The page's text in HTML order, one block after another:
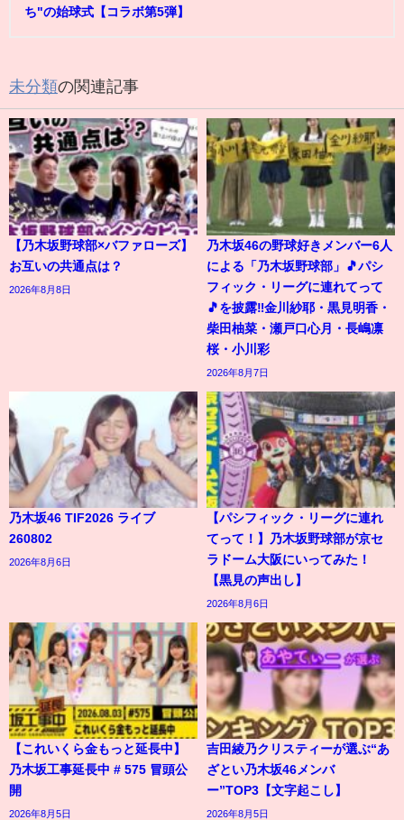
ち"の始球式【コラボ第5弾】
未分類の関連記事
【乃木坂野球部×バファローズ】
お互いの共通点は？
2026年8月8日
乃木坂46の野球好きメンバー6人
による「乃木坂野球部」🎵パシ
フィック・リーグに連れてって
🎵を披露‼️金川紗耶・黒見明香・
柴田柚菜・瀬戸口心月・長嶋凛
桜・小川彩
2026年8月7日
乃木坂46 TIF2026 ライブ
260802
2026年8月6日
【パシフィック・リーグに連れ
てって！】乃木坂野球部が京セ
ラドーム大阪にいってみた！
【黒見の声出し】
2026年8月6日
【これいくら金もっと延長中】
乃木坂工事延長中 # 575 冒頭公
開
2026年8月5日
吉田綾乃クリスティーが選ぶ“あ
ざとい乃木坂46メンバ
ー”TOP3【文字起こし】
2026年8月5日